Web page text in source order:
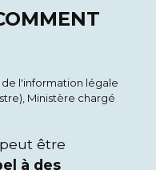
de l'information légale
Ministère chargé
être
à des